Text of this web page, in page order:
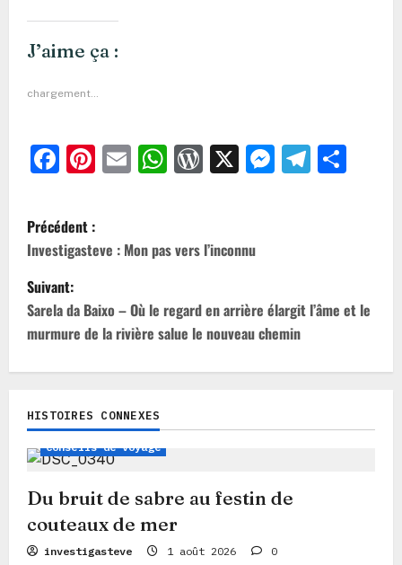
J’aime ça :
chargement…
Facebook
Pinterest
EmailWhatsApp
WordPress
X
N
a
v
i
g
a
t
i
o
n
d
Précédent :
Investigasteve : Mon pas vers l’inconnu
Suivant:
Sarela da Baixo – Où le regard en arrière élargit l’âme et le
murmure de la rivière salue le nouveau chemin
HISTOIRES CONNEXES
Chronique Aperçus du Chemin
Conseils de voyage
Du bruit de sabre au festin de
couteaux de mer
investigasteve 1 août 2026 0
Voie Française Chemin Conseils de voyage